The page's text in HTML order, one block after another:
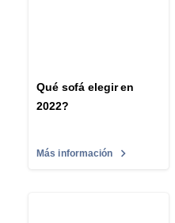
Qué sofá elegir en
2022?
Más información